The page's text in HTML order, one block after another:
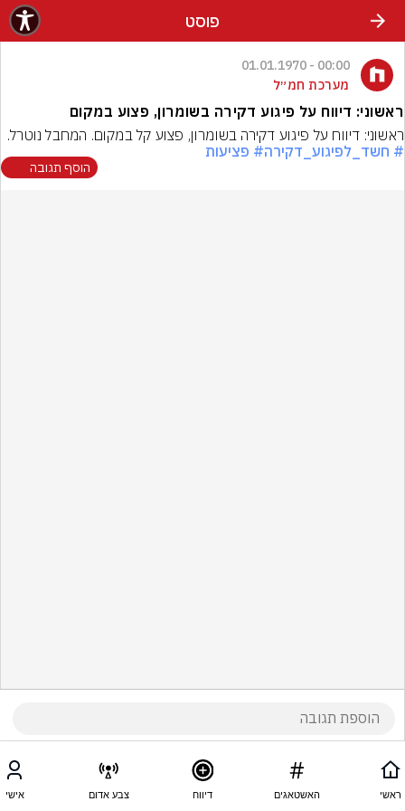
פוסט
00:00 - 01.01.1970
מערכת חמ״ל
ראשוני: דיווח על פיגוע דקירה בשומרון, פצוע במקום
ראשוני: דיווח על פיגוע דקירה בשומרון, פצוע קל במקום. המחבל נוטרל.
# חשד_לפיגוע_דקירה# פציעות
הוסף תגובה
ראשי האשטאגים דיווח צבע אדום אישי